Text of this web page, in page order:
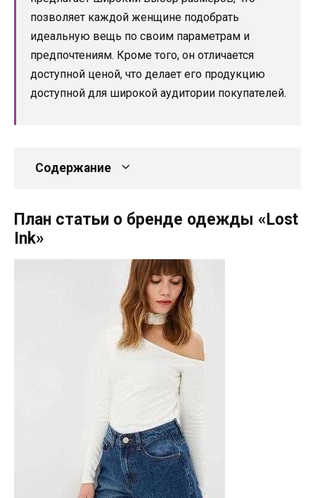
позволяет каждой женщине подобрать
идеальную вещь по своим параметрам и
предпочтениям. Кроме того, он отличается
доступной ценой, что делает его продукцию
доступной для широкой аудитории покупателей.
Содержание
План статьи о бренде одежды «Lost
Ink»